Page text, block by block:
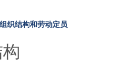
织结构和劳动定员